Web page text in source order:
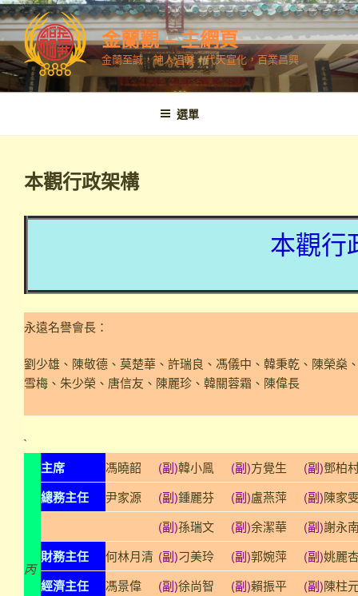
跳
至
內
容
金蘭觀 – 主網頁
金蘭至誠，神人溫馨，代天宣化，百業昌興
選單
本觀行政架構
本觀行
永遠名譽會長：
劉少雄、陳敬德、莫楚華、許瑞良、馮儀中、韓秉乾、陳榮燊
雪梅、朱少榮、唐信友、陳麗珍、韓關蓉霜、陳偉長
`
丙
主席 馮曉韶 (副)韓小鳯 (副)方覺生 (副)鄧柏
總務主任 尹家源 (副)鍾麗芬 (副)盧燕萍 (副)陳家
(副)孫瑞文 (副)余潔華 (副)謝永
財務主任 何林月清 (副)刁美玲 (副)郭婉萍 (副)姚麗
經濟主任 馮景偉 (副)徐尚智 (副)賴振平 (副)陳柱